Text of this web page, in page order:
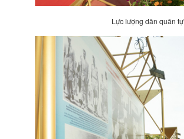
Lực lượng dân quân